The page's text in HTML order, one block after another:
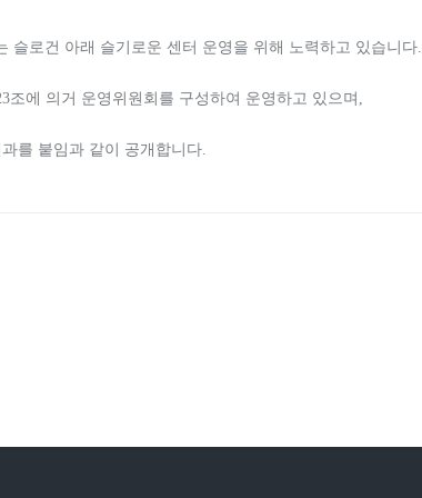
슬로건 아래 슬기로운 센터 운영을 위해 노력하고 있습니다.
조에 의거 운영위원회를 구성하여 운영하고 있으며,
를 붙임과 같이 공개합니다.